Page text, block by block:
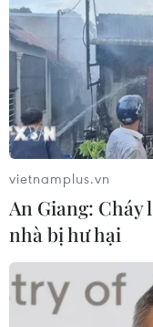
vietnamplus.vn
An Giang: Cháy
nhà bị hư hại